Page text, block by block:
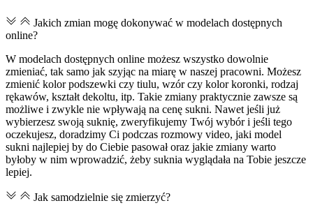
Jakich zmian mogę dokonywać w modelach dostępnych
online?
W modelach dostępnych online możesz wszystko dowolnie
zmieniać, tak samo jak szyjąc na miarę w naszej pracowni. Możesz
zmienić kolor podszewki czy tiulu, wzór czy kolor koronki, rodzaj
rękawów, kształt dekoltu, itp. Takie zmiany praktycznie zawsze są
możliwe i zwykle nie wpływają na cenę sukni. Nawet jeśli już
wybierzesz swoją suknię, zweryfikujemy Twój wybór i jeśli tego
oczekujesz, doradzimy Ci podczas rozmowy video, jaki model
sukni najlepiej by do Ciebie pasował oraz jakie zmiany warto
byłoby w nim wprowadzić, żeby suknia wyglądała na Tobie jeszcze
lepiej.
Jak samodzielnie się zmierzyć?